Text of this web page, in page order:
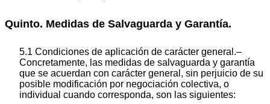
Quinto. Medidas de Salvaguarda y Garantía.
5.1 Condiciones de aplicación de carácter general.–
Concretamente, las medidas de salvaguarda y garantía
que se acuerdan con carácter general, sin perjuicio de su
posible modificación por negociación colectiva, o
individual cuando corresponda, son las siguientes: